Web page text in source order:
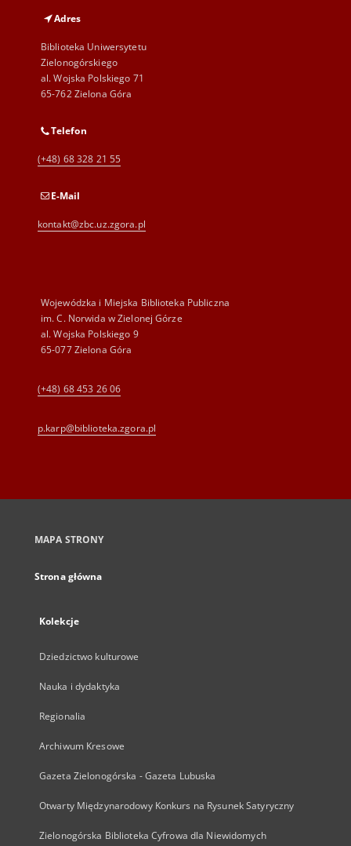
Adres
Biblioteka Uniwersytetu
Zielonogórskiego
al. Wojska Polskiego 71
65-762 Zielona Góra
Telefon
(+48) 68 328 21 55
E-Mail
kontakt@zbc.uz.zgora.pl
Wojewódzka i Miejska Biblioteka Publiczna
im. C. Norwida w Zielonej Górze
al. Wojska Polskiego 9
65-077 Zielona Góra
(+48) 68 453 26 06
p.karp@biblioteka.zgora.pl
MAPA STRONY
Strona główna
Kolekcje
Dziedzictwo kulturowe
Nauka i dydaktyka
Regionalia
Archiwum Kresowe
Gazeta Zielonogórska - Gazeta Lubuska
Otwarty Międzynarodowy Konkurs na Rysunek Satyryczny
Zielonogórska Biblioteka Cyfrowa dla Niewidomych